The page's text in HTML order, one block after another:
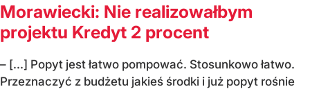
Morawiecki: Nie realizowałbym
projektu Kredyt 2 procent
– [...] Popyt jest łatwo pompować. Stosunkowo łatwo.
Przeznaczyć z budżetu jakieś środki i już popyt rośnie